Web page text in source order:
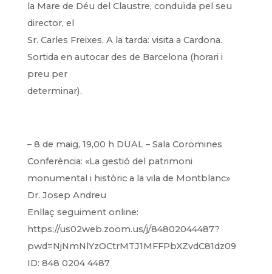
la Mare de Déu del Claustre, conduïda pel seu
director, el
Sr. Carles Freixes. A la tarda: visita a Cardona.
Sortida en autocar des de Barcelona (horari i
preu per
determinar).
– 8 de maig, 19,00 h DUAL – Sala Coromines
Conferència: «La gestió del patrimoni
monumental i històric a la vila de Montblanc»
Dr. Josep Andreu
Enllaç seguiment online:
https://us02web.zoom.us/j/84802044487?
pwd=NjNmNlYzOCtrMTJ1MFFPbXZvdC81dz09
ID: 848 0204 4487